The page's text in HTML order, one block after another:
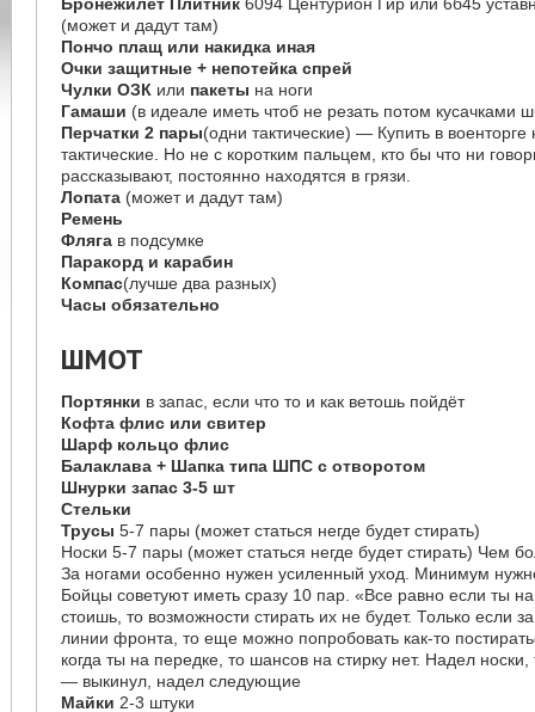
(может и дадут там)
Пончо плащ или накидка иная
Очки защитные + непотейка спрей
Чулки ОЗК или пакеты на ноги
Гамаши (в идеале иметь чтоб не резать потом кусачками
Перчатки 2 пары(одни тактические) — Купить в военторге
тактические. Но не с коротким пальцем, кто бы что ни
рассказывают, постоянно находятся в грязи.
Лопата (может и дадут там)
Ремень
Фляга в подсумке
Паракорд и карабин
Компас(лучше два разных)
Часы обязательно
ШМОТ
Портянки в запас, если что то и как ветошь пойдёт
Кофта флис или свитер
Шарф кольцо флис
Балаклава + Шапка типа ШПС с отворотом
Шнурки запас 3-5 шт
Стельки
Трусы 5-7 пары (может статься негде будет стирать)
Носки 5-7 пары (может статься негде будет стирать)
За ногами особенно нужен усиленный уход. Минимум
Бойцы советуют иметь сразу 10 пар. «Все равно если ты на
стоишь, то возможности стирать их не будет. Только если
линии фронта, то еще можно попробовать как-то
когда ты на передке, то шансов на стирку нет. Надел
— выкинул, надел следующие
Майки 2-3 штуки